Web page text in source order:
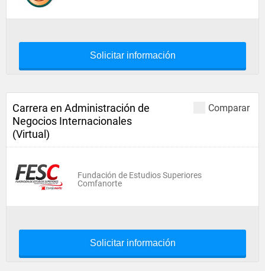
Solicitar información
Comparar
Carrera en Administración de
Negocios Internacionales
(Virtual)
Fundación de Estudios Superiores
Comfanorte
Solicitar información